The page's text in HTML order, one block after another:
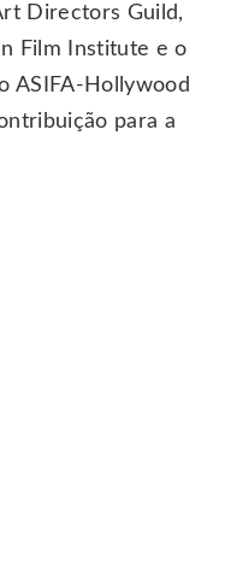
Directors Guild,
Film Institute e o
ASIFA-Hollywood
para a